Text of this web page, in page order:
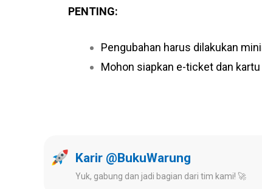
PENTING:
Pengubahan harus dilakukan
Mohon siapkan e-ticket dan
Karir @BukuWarung
Yuk, gabung dan jadi bagian dari tim kami! 🚀